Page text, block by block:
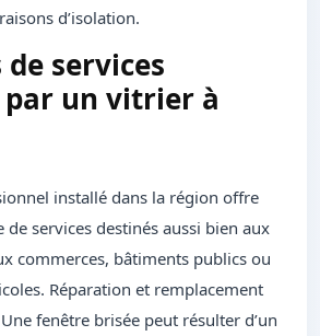
d’isolation.
de services
par un vitrier à
installé dans la région offre
de services destinés aussi bien aux
commerces, bâtiments publics ou
Réparation et remplacement
fenêtre brisée peut résulter d’un